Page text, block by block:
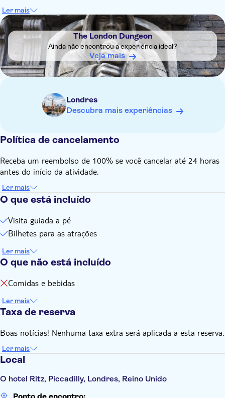
A cerimônia de troca da guarda acontece apenas no passeio
das 10h e em determinados dias
Lembre-se de trazer:
Um guarda-chuva se estiver chovendo, sapatos confortáveis,
bebidas e lanches, uma câmera, cartão de crédito/débito sem
contato ou Oyster Card para transporte
Ler mais
DSA1The London Dungeon
The London Dungeon
Ainda não encontrou a experiência ideal?
Veja mais
Londres
Descubra mais experiências
Política de cancelamento
Receba um reembolso de 100% se você cancelar até 24 horas
antes do início da atividade.
Ler mais
O que está incluído
Visita guiada a pé
Bilhetes para as atrações
Ler mais
O que não está incluído
Comidas e bebidas
Ler mais
Taxa de reserva
Boas notícias! Nenhuma taxa extra será aplicada a esta reserva.
Ler mais
Local
O hotel Ritz, Piccadilly, Londres, Reino Unido